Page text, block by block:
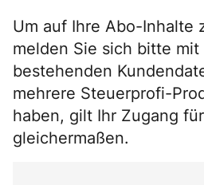
Um auf Ihre Abo-Inhalte
melden Sie sich bitte mit
bestehenden
mehrere Steuerprofi-
haben, gilt Ihr Zugang
gleichermaßen.